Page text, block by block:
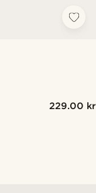
229.00 kr